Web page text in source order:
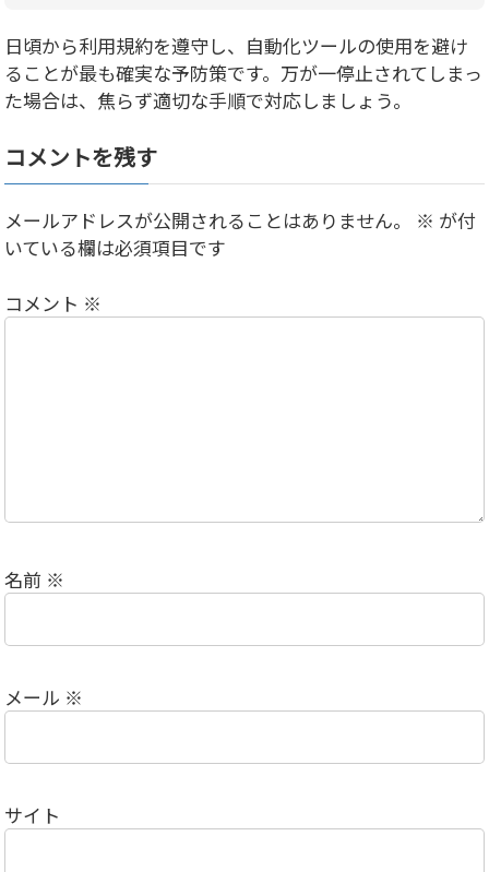
日頃から利用規約を遵守し、自動化ツールの使用を避け
ることが最も確実な予防策です。万が一停止されてしまっ
た場合は、焦らず適切な手順で対応しましょう。
コメントを残す
メールアドレスが公開されることはありません。 ※ が付
いている欄は必須項目です
コメント ※
名前 ※
メール ※
サイト